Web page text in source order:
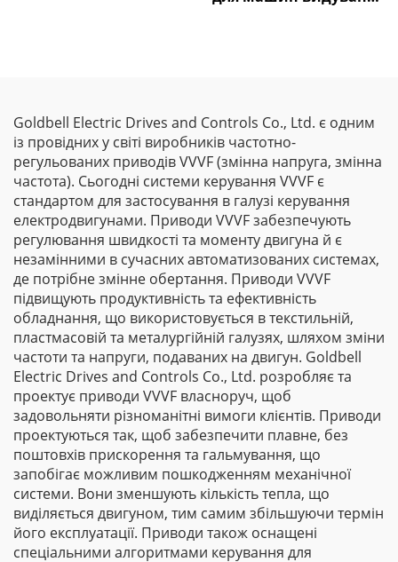
Goldbell Electric Drives and Controls Co., Ltd. є одним
із провідних у світі виробників частотно-
регульованих приводів VVVF (змінна напруга, змінна
частота). Сьогодні системи керування VVVF є
стандартом для застосування в галузі керування
електродвигунами. Приводи VVVF забезпечують
регулювання швидкості та моменту двигуна й є
незамінними в сучасних автоматизованих системах,
де потрібне змінне обертання. Приводи VVVF
підвищують продуктивність та ефективність
обладнання, що використовується в текстильній,
пластмасовій та металургійній галузях, шляхом зміни
частоти та напруги, подаваних на двигун. Goldbell
Electric Drives and Controls Co., Ltd. розробляє та
проектує приводи VVVF власноруч, щоб
задовольняти різноманітні вимоги клієнтів. Приводи
проектуються так, щоб забезпечити плавне, без
поштовхів прискорення та гальмування, що
запобігає можливим пошкодженням механічної
системи. Вони зменшують кількість тепла, що
виділяється двигуном, тим самим збільшуючи термін
його експлуатації. Приводи також оснащені
спеціальними алгоритмами керування для